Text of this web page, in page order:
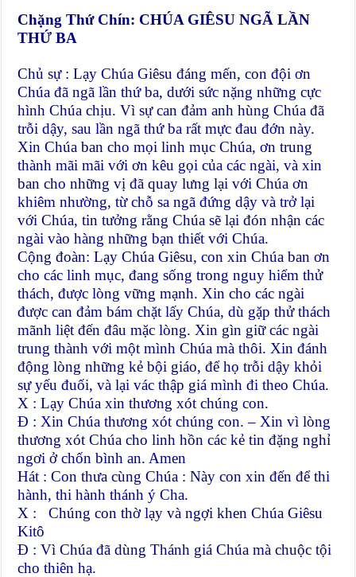
Chặng Thứ Chín: CHÚA GIÊSU NGÃ LẦN
THỨ BA
Chủ sự : Lạy Chúa Giêsu đáng mến, con đội ơn
Chúa đã ngã lần thứ ba, dưới sức nặng những cực
hình Chúa chịu. Vì sự can đảm anh hùng Chúa đã
trỗi dậy, sau lần ngã thứ ba rất mực đau đớn này.
Xin Chúa ban cho mọi linh mục Chúa, ơn trung
thành mãi mãi với ơn kêu gọi của các ngài, và xin
ban cho những vị đã quay lưng lại với Chúa ơn
khiêm nhường, từ chỗ sa ngã đứng dậy và trở lại
với Chúa, tin tưởng rằng Chúa sẽ lại đón nhận các
ngài vào hàng những bạn thiết với Chúa.
Cộng đoàn: Lạy Chúa Giêsu, con xin Chúa ban ơn
cho các linh mục, đang sống trong nguy hiểm thử
thách, được lòng vững mạnh. Xin cho các ngài
được can đảm bám chặt lấy Chúa, dù gặp thử thách
mãnh liệt đến đâu mặc lòng. Xin gìn giữ các ngài
trung thành với một mình Chúa mà thôi. Xin đánh
động lòng những kẻ bội giáo, để họ trỗi dậy khỏi
sự yếu đuối, và lại vác thập giá mình đi theo Chúa.
X : Lạy Chúa xin thương xót chúng con.
Đ : Xin Chúa thương xót chúng con. – Xin vì lòng
thương xót Chúa cho linh hồn các kẻ tin đặng nghỉ
ngơi ở chốn bình an. Amen
Hát : Con thưa cùng Chúa : Này con xin đến để thi
hành, thi hành thánh ý Cha.
X : Chúng con thờ lạy và ngợi khen Chúa Giêsu
Kitô
Đ : Vì Chúa đã dùng Thánh giá Chúa mà chuộc tội
cho thiên hạ.